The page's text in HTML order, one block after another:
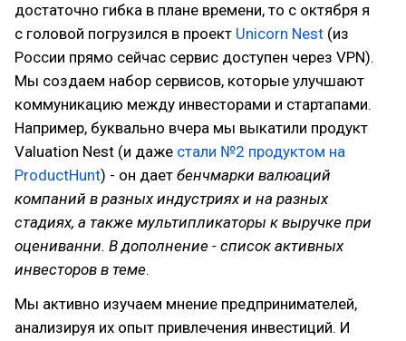
достаточно гибка в плане времени, то с октября я
с головой погрузился в проект Unicorn Nest (из
России прямо сейчас сервис доступен через VPN).
Мы создаем набор сервисов, которые улучшают
коммуникацию между инвесторами и стартапами.
Например, буквально вчера мы выкатили продукт
Valuation Nest (и даже стали №2 продуктом на
ProductHunt) - он дает бенчмарки валюаций
компаний в разных индустриях и на разных
стадиях, а также мультипликаторы к выручке при
оцениванни. В дополнение - список активных
инвесторов в теме.
Мы активно изучаем мнение предпринимателей,
анализируя их опыт привлечения инвестиций. И